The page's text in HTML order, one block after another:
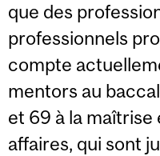
que des
professionnels
compte
mentors au
et 69 à la
affaires, qui sont